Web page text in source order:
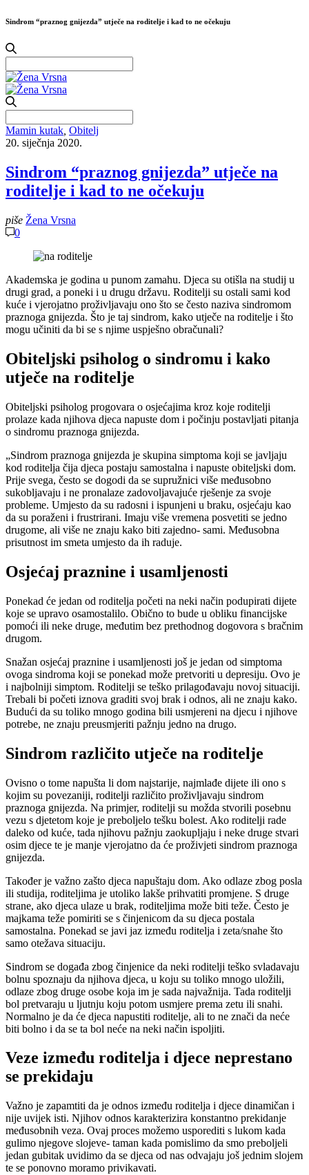
Sindrom “praznog gnijezda” utječe na roditelje i kad to ne očekuju
for:
for:
Mamin kutak Obitelj
20. siječnja 2020.
Sindrom “praznog gnijezda” utječe na
roditelje i kad to ne očekuju
piše Žena Vrsna
0
Akademska je godina u punom zamahu. Djeca su otišla na studij u
drugi grad, a poneki i u drugu državu. Roditelji su ostali sami kod
kuće i vjerojatno proživljavaju ono što se često naziva sindromom
praznoga gnijezda. Što je taj sindrom, kako utječe na roditelje i što
mogu učiniti da bi se s njime uspješno obračunali?
Obiteljski psiholog o sindromu i kako
utječe na roditelje
Obiteljski psiholog progovara o osjećajima kroz koje roditelji
prolaze kada njihova djeca napuste dom i počinju postavljati pitanja
o sindromu praznoga gnijezda.
„Sindrom praznoga gnijezda je skupina simptoma koji se javljaju
kod roditelja čija djeca postaju samostalna i napuste obiteljski dom.
Prije svega, često se dogodi da se supružnici više međusobno
sukobljavaju i ne pronalaze zadovoljavajuće rješenje za svoje
probleme. Umjesto da su radosni i ispunjeni u braku, osjećaju kao
da su poraženi i frustrirani. Imaju više vremena posvetiti se jedno
drugome, ali više ne znaju kako biti zajedno- sami. Međusobna
prisutnost im smeta umjesto da ih raduje.
Osjećaj praznine i usamljenosti
Ponekad će jedan od roditelja početi na neki način podupirati dijete
koje se upravo osamostalilo. Obično to bude u obliku financijske
pomoći ili neke druge, međutim bez prethodnog dogovora s bračnim
drugom.
Snažan osjećaj praznine i usamljenosti još je jedan od simptoma
ovoga sindroma koji se ponekad može pretvoriti u depresiju. Ovo je
i najbolniji simptom. Roditelji se teško prilagođavaju novoj situaciji.
Trebali bi početi iznova graditi svoj brak i odnos, ali ne znaju kako.
Budući da su toliko mnogo godina bili usmjereni na djecu i njihove
potrebe, ne znaju preusmjeriti pažnju jedno na drugo.
Sindrom različito utječe na roditelje
Ovisno o tome napušta li dom najstarije, najmlađe dijete ili ono s
kojim su povezaniji, roditelji različito proživljavaju sindrom
praznoga gnijezda. Na primjer, roditelji su možda stvorili posebnu
vezu s djetetom koje je preboljelo tešku bolest. Ako roditelji rade
daleko od kuće, tada njihovu pažnju zaokupljaju i neke druge stvari
osim djece te je manje vjerojatno da će proživjeti sindrom praznoga
gnijezda.
Također je važno zašto djeca napuštaju dom. Ako odlaze zbog posla
ili studija, roditeljima je utoliko lakše prihvatiti promjene. S druge
strane, ako djeca ulaze u brak, roditeljima može biti teže. Često je
majkama teže pomiriti se s činjenicom da su djeca postala
samostalna. Ponekad se javi jaz između roditelja i zeta/snahe što
samo otežava situaciju.
Sindrom se događa zbog činjenice da neki roditelji teško svladavaju
bolnu spoznaju da njihova djeca, u koju su toliko mnogo uložili,
odlaze zbog druge osobe koja im je sada najvažnija. Tada roditelji
bol pretvaraju u ljutnju koju potom usmjere prema zetu ili snahi.
Normalno je da će djeca napustiti roditelje, ali to ne znači da neće
biti bolno i da se ta bol neće na neki način ispoljiti.
Veze između roditelja i djece neprestano
se prekidaju
Važno je zapamtiti da je odnos između roditelja i djece dinamičan i
nije uvijek isti. Njihov odnos karakterizira konstantno prekidanje
međusobnih veza. Ovaj proces možemo usporediti s lukom kada
gulimo njegove slojeve- taman kada pomislimo da smo preboljeli
jedan gubitak uvidimo da se djeca od nas odvajaju još jednim slojem
te se ponovno moramo privikavati.